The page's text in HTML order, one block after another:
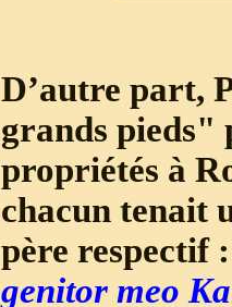
D’autre part,
grands pieds"
propriétés à
chacun tenait
père respectif
genitor meo